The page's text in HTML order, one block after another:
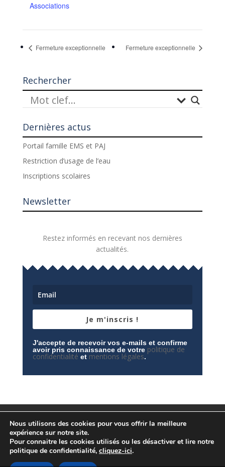
Associations
Fermeture exceptionnelle Fermeture exceptionnelle
Rechercher
Dernières actus
Portail famille EMS et PAJ
Restriction d’usage de l’eau
Inscriptions scolaires
Newsletter
Restez informés en recevant nos dernières
actualités.
Je m'inscris !
J'accepte de recevoir vos e-mails et confirme
avoir pris connaissance de votre politique de
confidentialité et mentions légales.
Espace privé
Politique de confidentialité
Nous utilisons des cookies pour vous offrir la meilleure
expérience sur notre site.
Pour connaitre les cookies utilisés ou les désactiver et lire notre
politique de confidentialité, cliquez-ici.